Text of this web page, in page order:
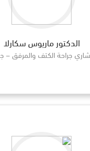
الدكتور ماريوس سكارلا
جراحة الكتف والمرفق –